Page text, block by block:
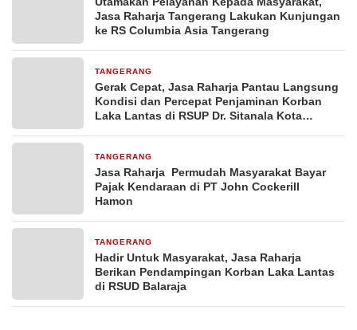
Jasa Raharja Tangerang Lakukan Kunjungan
ke RS Columbia Asia Tangerang
TANGERANG
Gerak Cepat, Jasa Raharja Pantau Langsung
Kondisi dan Percepat Penjaminan Korban
Laka Lantas di RSUP Dr. Sitanala Kota
TANGERANG
Jasa Raharja Permudah Masyarakat Bayar
Pajak Kendaraan di PT John Cockerill
Hamon
TANGERANG
Hadir Untuk Masyarakat, Jasa Raharja
Berikan Pendampingan Korban Laka Lantas
di RSUD Balaraja